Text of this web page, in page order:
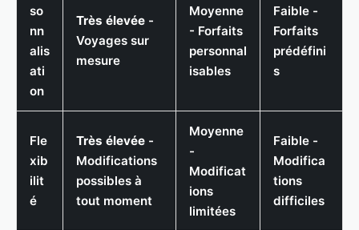
so
nn
alis
ati
on
Très élevée -
Voyages sur
mesure
Moyenne
- Forfaits
personnal
isables
Faible -
Forfaits
prédéfini
s
Fle
xib
ilit
é
Très élevée -
Modifications
possibles à
tout moment
Moyenne
-
Modificat
ions
limitées
Faible -
Modifica
tions
difficiles